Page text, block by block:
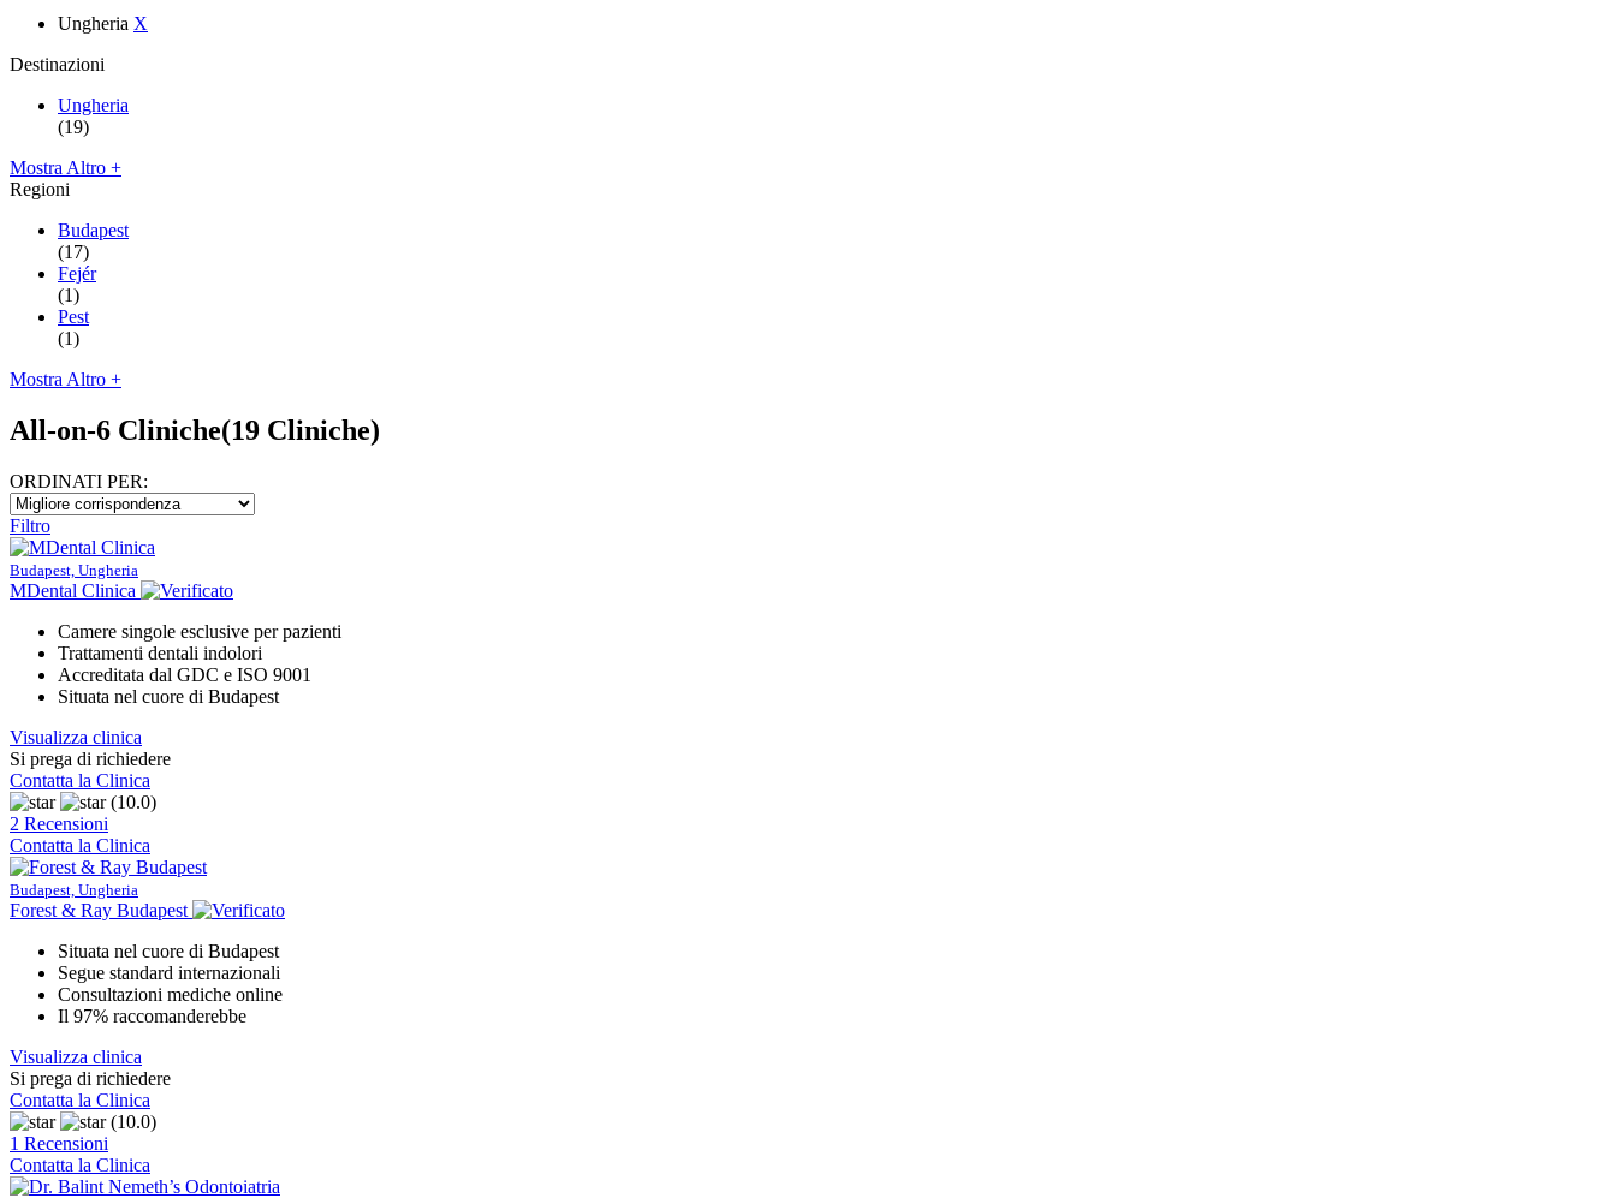
Ungheria X
Destinazioni
Ungheria
(19)
Mostra Altro +
Regioni
Budapest
(17)
Fejér
(1)
Pest
(1)
Mostra Altro +
All-on-6 Cliniche(19 Cliniche)
ORDINATI PER:
Filtro
Budapest, Ungheria
MDental Clinica
Camere singole esclusive per pazienti
Trattamenti dentali indolori
Accreditata dal GDC e ISO 9001
Situata nel cuore di Budapest
Visualizza clinica
Si prega di richiedere
Contatta la Clinica
(10.0)
2 Recensioni
Contatta la Clinica
Budapest, Ungheria
Forest & Ray Budapest
Situata nel cuore di Budapest
Segue standard internazionali
Consultazioni mediche online
Il 97% raccomanderebbe
Visualizza clinica
Si prega di richiedere
Contatta la Clinica
(10.0)
1 Recensioni
Contatta la Clinica